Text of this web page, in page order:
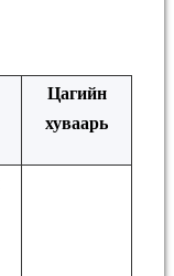
Цагийн
хуваарь